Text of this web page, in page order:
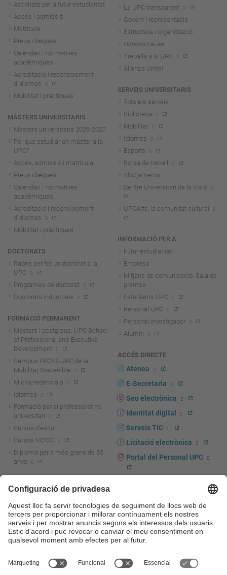
Activitats per a futur estudiantat
Accés i admissió
Matrícula
Preus i beques
Calendari i normatives
acadèmiques
Acreditació i reconeixement
d'idiomes
Mobilitat i pràctiques
MÀSTERS UNIVERSITARIS
Màsters universitaris 2026-2027
Per què estudiar un màster a la
UPC?
Accés, admissió i matrícula
Preus i beques
Calendari i normatives
acadèmiques
Acreditació i reconeixement
d'idiomes
Mobilitat i pràctiques
DOCTORATS
Raons per fer un doctorat a la
UPC
Programes de doctorat
Doctorats industrials
FORMACIÓ PERMANENT
Màsters i postgraus. UPC School
of Professional and Executive
Development
Campus FPCAT-UPC de la
Mobilitat Sostenible
Microcredencials
Idiomes
Formació per al professorat no
universitari
Cursos d'estiu
Cursos MOOC
Diploma per a més grans de 55
anys
Actualitat R+D+I
La recerca a la UPC
La transferència, l'emprenedoria i
la innovació a la UPC
Foment i suport a la recerca
transferència, l'emprenedoria i la
La UPC transparent
Govern i representació
Estructura i organització
Honoris causa
Treballa a la UPC
Aliança Unite!
SERVEIS UNIVERSITARIS
Tots els serveis
Biblioteca
Mobilitat
Idiomes
Esports
Borsa de treball
Allotjaments
Centre Universitari de la Visió
UPCArts, la comunitat cultural
INFORMACIÓ PER A
Futur estudiantat
Empresa
Mitjans de comunicació. Sala de
premsa
Estudiants UPC
Personal UPC
Personal investigador
Alumni
ACCÉS DIRECTE
Atenea
E-Secretaria
Seu electrònica
Identitat digital
Serveis TIC
Licitació electrònica
Portal del Personal UPC
UPCshop, marxandatge
Sala de premsa
Seguretat i salut
Autoprotecció i emergències